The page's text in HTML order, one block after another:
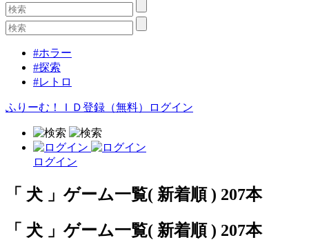
#ホラー
#探索
#レトロ
ふりーむ！ＩＤ登録（無料） ログイン
ログイン
「 犬 」ゲーム一覧( 新着順 ) 207本
「 犬 」ゲーム一覧( 新着順 ) 207本